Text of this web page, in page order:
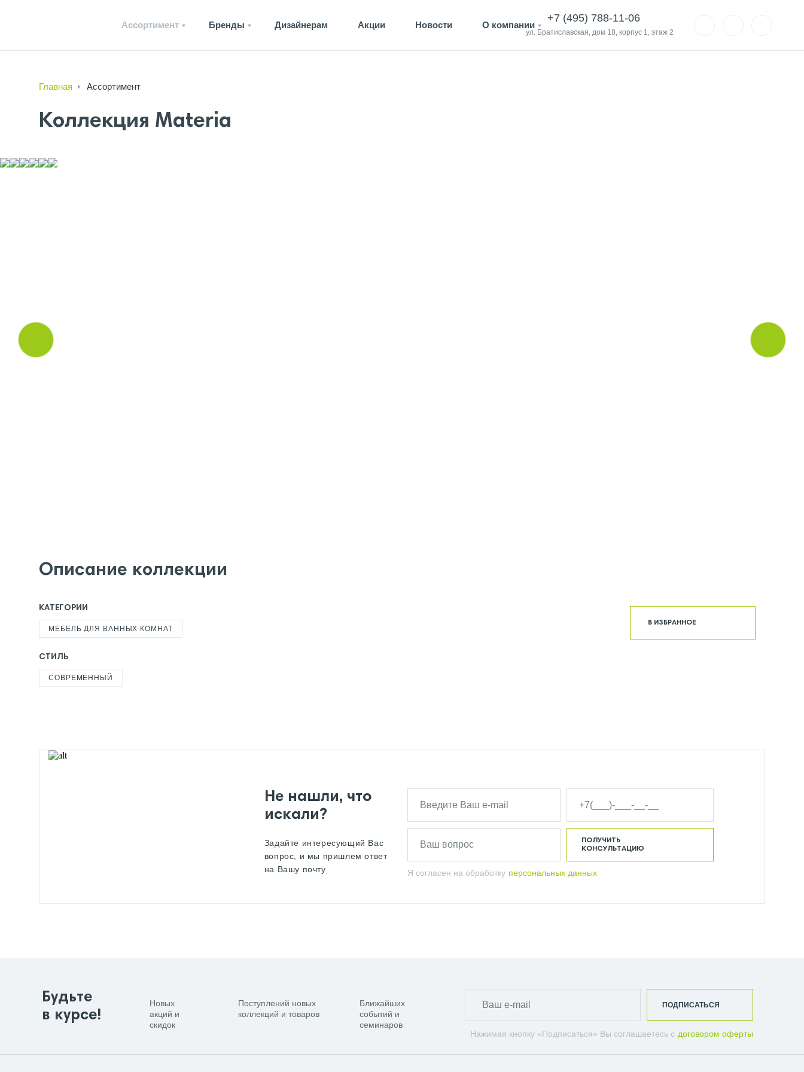
Ассортимент Бренды Дизайнерам Акции Новости О компании
+7 (495) 788-11-06
ул. Братиславская, дом 18, корпус 1, этаж 2
Главная Ассортимент
Коллекция Materia
Описание коллекции
КАТЕГОРИИ
МЕБЕЛЬ ДЛЯ ВАННЫХ КОМНАТ
СТИЛЬ
СОВРЕМЕННЫЙ
В ИЗБРАННОЕ
Не нашли, что
искали?
Задайте интересующий Вас
вопрос, и мы пришлем ответ
на Вашу почту
Я согласен на обработку персональных данных
ПОЛУЧИТЬ
КОНСУЛЬТАЦИЮ
Будьте
в курсе!
Новых
акций и
скидок
Поступлений новых
коллекций и товаров
Ближайших
событий и
семинаров
Нажимая кнопку «Подписаться» Вы соглашаетесь с договором оферты
ПОДПИСАТЬСЯ